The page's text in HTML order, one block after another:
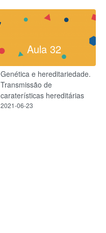
Aula 32
Genética e hereditariedade.
Transmissão de
caraterísticas hereditárias
2021-06-23